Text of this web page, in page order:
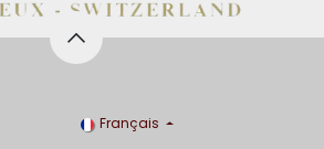
SA
Français